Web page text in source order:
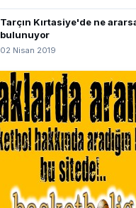
Tarçın Kırtasiye'de ne
bulunuyor
02 Nisan 2019